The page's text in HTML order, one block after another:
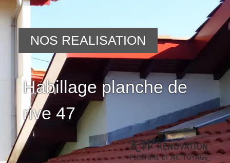
Habillage planche de
rive 47
NOS REALISATION